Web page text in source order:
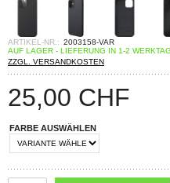
ARTIKEL-NR.: 2003158-VAR
AUF LAGER - LIEFERUNG IN 1-2
ZZGL. VERSANDKOSTEN
25,00 CHF
FARBE AUSWÄHLEN